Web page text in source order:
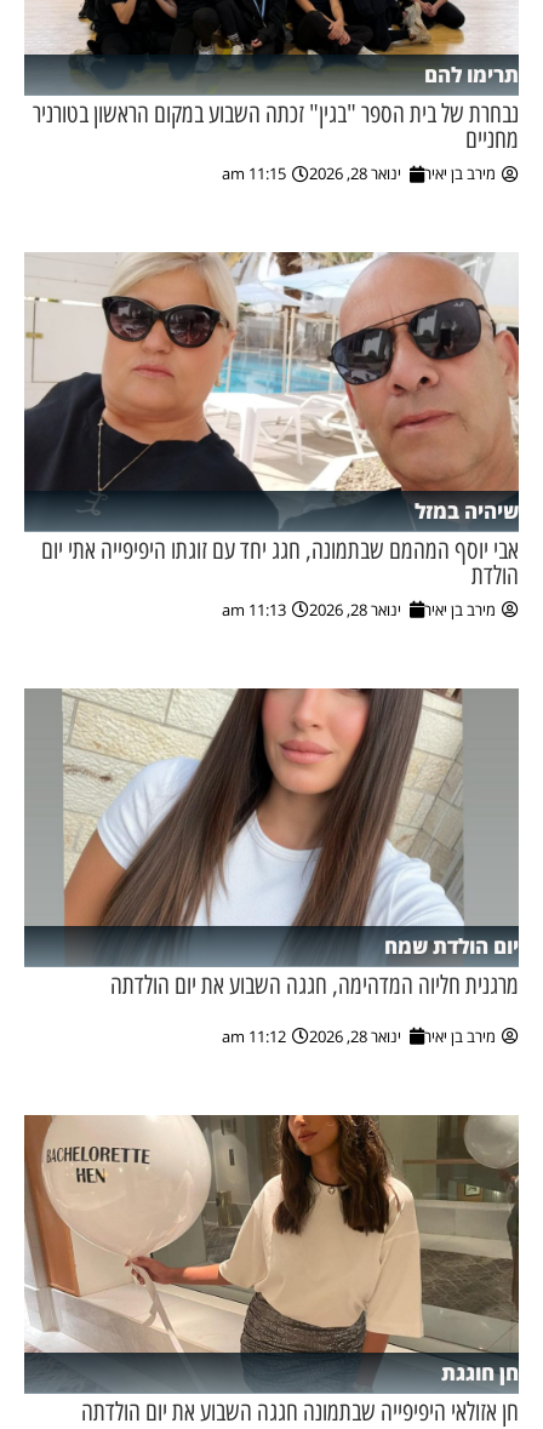
תרימו להם
נבחרת של בית הספר "בגין" זכתה השבוע במקום הראשון בטורניר
מחניים
מירב בן יאיר ינואר 28, 2026 11:15 am
שיהיה במזל
אבי יוסף המהמם שבתמונה, חגג יחד עם זוגתו היפיפייה אתי יום
הולדת
מירב בן יאיר ינואר 28, 2026 11:13 am
יום הולדת שמח
מרגנית חליוה המדהימה, חגגה השבוע את יום הולדתה
מירב בן יאיר ינואר 28, 2026 11:12 am
חן חוגגת
חן אזולאי היפיפייה שבתמונה חגגה השבוע את יום הולדתה